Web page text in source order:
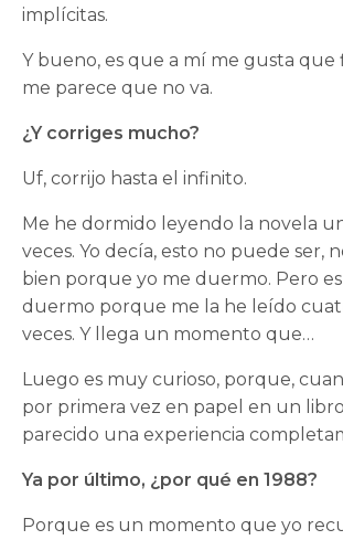
implícitas.
Y bueno, es que a mí me gusta que
me parece que no va.
¿Y corriges mucho?
Uf, corrijo hasta el infinito.
Me he dormido leyendo la novela
veces. Yo decía, esto no puede ser,
bien porque yo me duermo. Pero
duermo porque me la he leído
veces. Y llega un momento que…
Luego es muy curioso, porque,
por primera vez en papel en un
parecido una experiencia
Ya por último, ¿por qué en 1988?
Porque es un momento que yo